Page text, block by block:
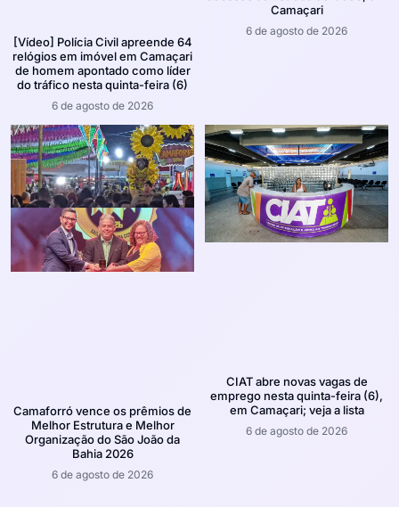
[Vídeo] Polícia Civil apreende 64
relógios em imóvel em Camaçari
de homem apontado como líder
do tráfico nesta quinta-feira (6)
6 de agosto de 2026
Camaçari
6 de agosto de 2026
Camaforró vence os prêmios de
Melhor Estrutura e Melhor
Organização do São João da
Bahia 2026
6 de agosto de 2026
CIAT abre novas vagas de
emprego nesta quinta-feira (6),
em Camaçari; veja a lista
6 de agosto de 2026